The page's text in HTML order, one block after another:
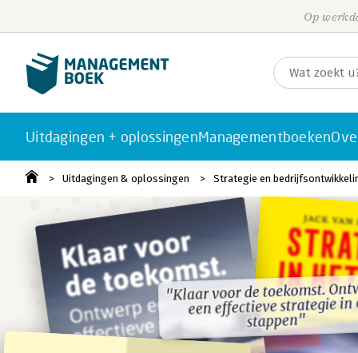
Op
Uitdagingen + oplossingenManagementboeken
Uitdagingen & oplossingen Strategie en
"Klaar voor de toekomst.
een effectieve strategie in
stappen"
"Klaar voor de toekomst.
een effectieve strategie in
stappen"